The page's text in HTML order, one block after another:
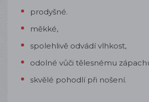
prodyšné.
měkké,
spolehlivě odvádí vlhkost,
odolné vůči tělesnému
skvělé pohodlí při nošení.